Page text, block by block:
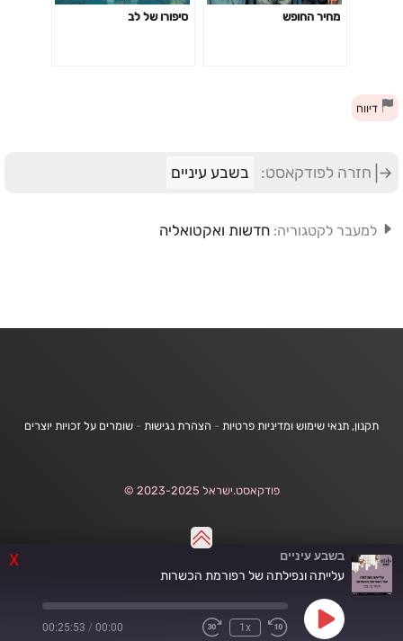
X בשבע עיניים
עלייתה ונפילתה של רפורמת הכשרות
Play
Rewind
1x
Fast
00:00
/
00:25:53
מחיר החופש סיפורו של לב
דיווח
חזרה לפודקאסט: בשבע עיניים
למעבר לקטגוריה: חדשות ואקטואליה
תקנון, תנאי שימוש ומדיניות פרטיות - הצהרת נגישות - שומרים על זכויות יוצרים
פודקאסט.ישראל 2023-2025 ©